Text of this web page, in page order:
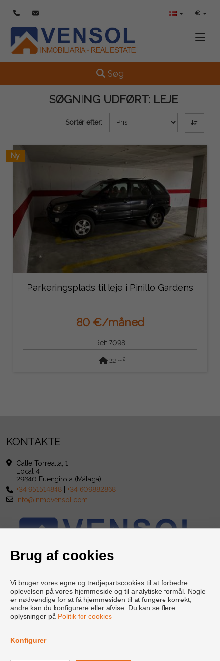
€
Toggle navigation
Søg
SØGNING UDFØRT: LEJE
Sortér efter:
Ny
Parkeringsplads til leje i Pinillo Gardens
80 €/måned
Ref: 7098
22 m2
KONTAKTE
Calle Torrealta, 1
Local 4
29640 Fuengirola (Málaga)
+34 951514848 |+34 609882868
info@inmovensol.com
Brug af cookies
Vi bruger vores egne og tredjepartscookies til at forbedre
oplevelsen på vores hjemmeside og til analytiske formål. Nogle
er nødvendige for at få hjemmesiden til at fungere korrekt,
andre kan du konfigurere eller afvise. Du kan se flere
oplysninger på Politik for cookies
Konfigurer